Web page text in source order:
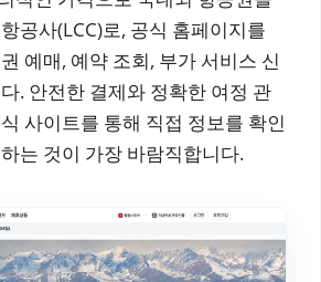
공사(LCC)로, 공식 홈페이지를
예매, 예약 조회, 부가 서비스 신
. 안전한 결제와 정확한 여정 관
사이트를 통해 직접 정보를 확인
는 것이 가장 바람직합니다.